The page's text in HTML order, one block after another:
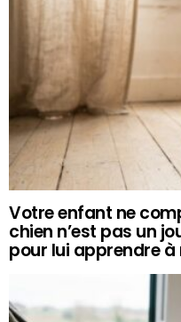
Votre enfant ne
chien n’est pas un
pour lui apprendre